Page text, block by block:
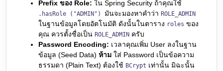
Prefix ของ Role: ใน Spring Security ถ้าคุณใช้
.hasRole ("ADMIN") มันจะมองหาคำว่า ROLE_ADMIN
ในฐานข้อมูลโดยอัตโนมัติ ดังนั้นในตาราง roles ของ
คุณ ควรตั้งชื่อเป็น ROLE_ADMIN ครับ
Password Encoding: เวลาคุณเพิ่ม User ลงในฐาน
ข้อมูล (Seed Data) ห้าม ใส่ Password เป็นข้อความ
ธรรมดา (Plain Text) ต้องใช้ BCrypt เท่านั้น มิฉะนั้น